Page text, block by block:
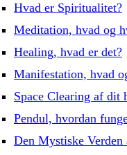
Hvad er Spiritualitet?
Meditation, hvad og
Healing, hvad er det?
Manifestation, hvad
Space Clearing af dit
Pendul, hvordan
Den Mystiske